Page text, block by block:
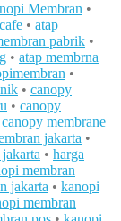
Membran •
• atap
pabrik •
• atap membrna
•
• canopy
• canopy
canopy membrane
jakarta •
• harga
membran
jakarta • kanopi
membran